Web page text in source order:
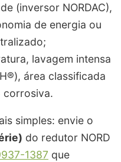
(inversor NORDAC),
de energia ou
lavagem intensa
área classificada
corrosiva.
simples: envie o
do redutor NORD
1387 que